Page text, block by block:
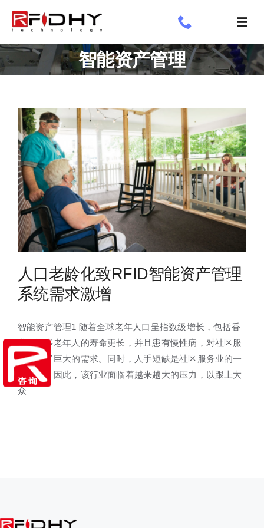
容
切
换
导
航
了解我们
应用领域
定制标签 专享
新闻专栏
智能资产管理
人口老龄化致RFID智能资产管理
系统需求激增
智能资产管理1 随着全球老年人口呈指数级增长，包括香
港。许多老年人的寿命更长，并且患有慢性病，对社区服
务产生了巨大的需求。同时，人手短缺是社区服务业的一
大难题。因此，该行业面临着越来越大的压力，以跟上大
众